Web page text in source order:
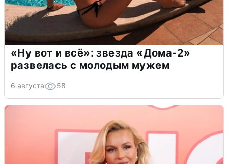
«Ну вот и всё»: звезда «Дома-2»
развелась с молодым мужем
6 августа 58